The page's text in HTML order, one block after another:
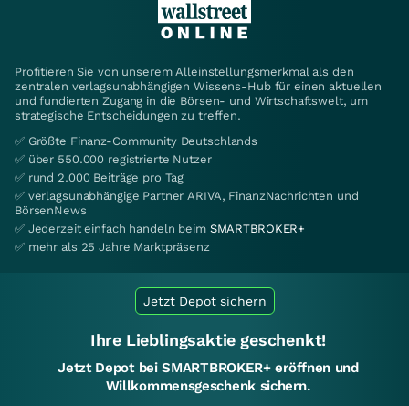
Profitieren Sie von unserem Alleinstellungsmerkmal als den
zentralen verlagsunabhängigen Wissens-Hub für einen aktuellen
und fundierten Zugang in die Börsen- und Wirtschaftswelt, um
strategische Entscheidungen zu treffen.
✅ Größte Finanz-Community Deutschlands
✅ über 550.000 registrierte Nutzer
✅ rund 2.000 Beiträge pro Tag
✅ verlagsunabhängige Partner ARIVA, FinanzNachrichten und
BörsenNews
✅ Jederzeit einfach handeln beim SMARTBROKER+
✅ mehr als 25 Jahre Marktpräsenz
Jetzt Depot sichern
Ihre Lieblingsaktie geschenkt!
Jetzt Depot bei SMARTBROKER+ eröffnen und
Willkommensgeschenk sichern.